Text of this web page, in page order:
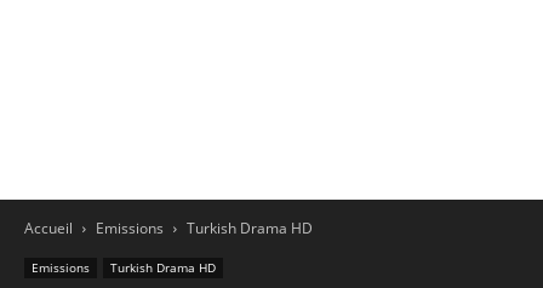
Accueil Emissions Turkish Drama HD
Emissions Turkish Drama HD